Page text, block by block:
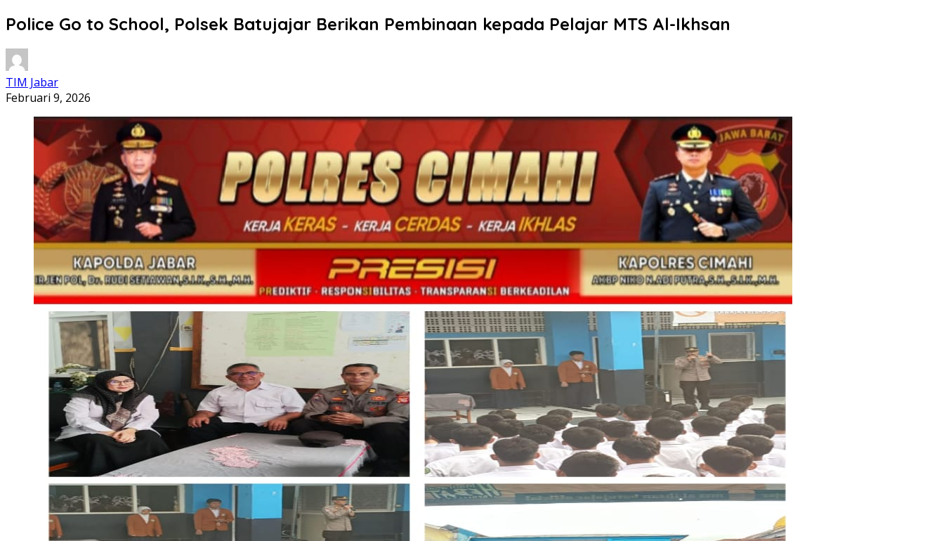
Police Go to School, Polsek Batujajar Berikan Pembinaan kepada Pelajar MTS Al-Ikhsan
TIM Jabar
Februari 9, 2026